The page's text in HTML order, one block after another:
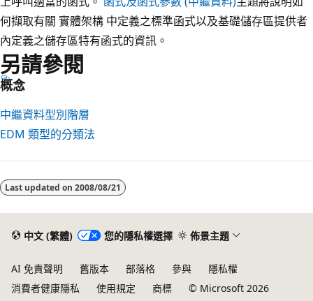
何擷取有關 實體架構 中定義之標準函式以及基礎儲存區提供者
內定義之儲存區特有函式的資訊。
另請參閱
概念
中繼資料型別階層
EDM 類型的分類法
模
式
Last updated on 2008/08/21
中文 (繁體) 您的隱私權選擇 佈景主題
AI 免責聲明 舊版本 部落格 參與
隱私權
消費者健康隱私
使用規定 商標 © Microsoft 2026